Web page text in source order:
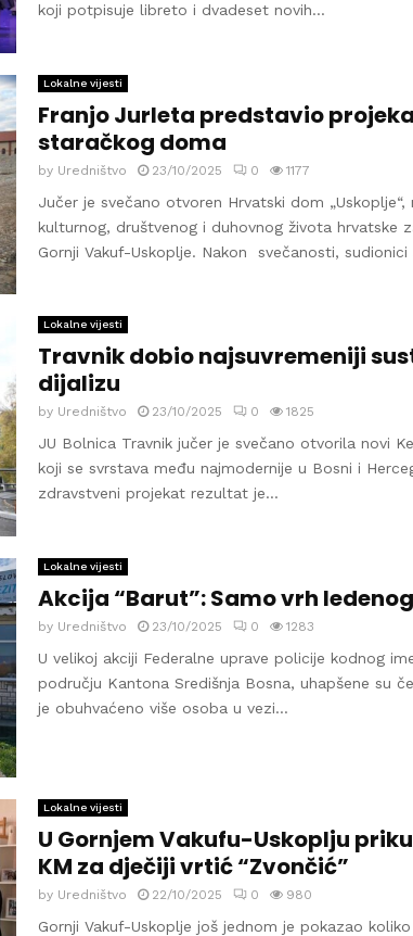
koji potpisuje libreto i dvadeset novih...
Lokalne vijesti
Franjo Jurleta predstavio
staračkog doma
by Uredništvo 23/10/2025 0 1177
Jučer je svečano otvoren Hrvatski dom „Uskoplje“,
kulturnog, društvenog i duhovnog života hrvatske
Gornji Vakuf-Uskoplje. Nakon svečanosti, sudionici
Lokalne vijesti
Travnik dobio najsuvremeniji
dijalizu
by Uredništvo 23/10/2025 0 1825
JU Bolnica Travnik jučer je svečano otvorila novi
koji se svrstava među najmodernije u Bosni i
zdravstveni projekat rezultat je...
Lokalne vijesti
Akcija “Barut”: Samo vrh
by Uredništvo 23/10/2025 0 1283
U velikoj akciji Federalne uprave policije kodnog
području Kantona Središnja Bosna, uhapšene su
je obuhvaćeno više osoba u vezi...
Lokalne vijesti
U Gornjem Vakufu-Uskoplju
KM za dječiji vrtić “Zvončić”
by Uredništvo 22/10/2025 0 980
Gornji Vakuf-Uskoplje još jednom je pokazao